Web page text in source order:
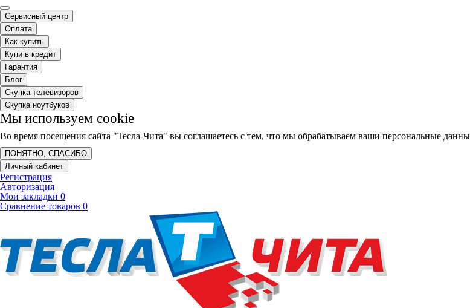
Сервисный центр
Оплата
Как купить
Купи в кредит
Гарантия
Блог
Скупка телевизоров
Скупка ноутбуков
Мы используем cookie
Во время посещения сайта "Тесла-Чита" вы соглашаетесь с тем, что мы обрабатываем ваши персональные
ПОНЯТНО, СПАСИБО
Личный кабинет
Регистрация
Авторизация
Мои закладки 0
Сравнение товаров 0